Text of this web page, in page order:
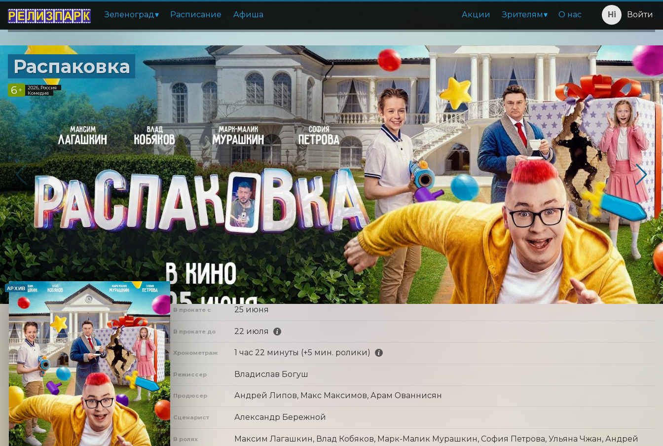
Зеленоград Расписание Афиша Акции Зрителям О нас Войти
Распаковка
6 +
2026, Россия
Комедия
АРХИВ
В прокате с 25 июня
В прокате до 22 июля
Хронометраж 1 час 22 минуты (+5 мин. ролики)
Режиссер Владислав Богуш
Продюсер Андрей Липов, Макс Максимов, Арам Ованнисян
Сценарист Александр Бережной
В ролях
Максим Лагашкин, Влад Кобяков, Марк-Малик Мурашкин, София Петрова, Ульяна Чжан, Андрей